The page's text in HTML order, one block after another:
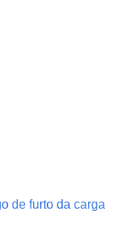
de furto da carga